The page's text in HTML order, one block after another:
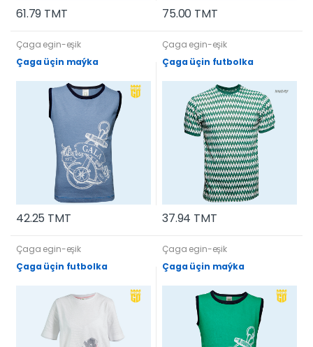
61.79 TMT 75.00 TMT
Çaga egin-eşik
Çaga üçin maýka
42.25 TMT
Çaga egin-eşik
Çaga üçin futbolka
37.94 TMT
Çaga egin-eşik
Çaga üçin futbolka
Çaga egin-eşik
Çaga üçin maýka